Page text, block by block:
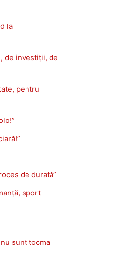
la
de investiții, de
pentru
de durată”
sport
sunt tocmai